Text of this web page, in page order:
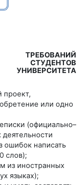
СТУДЕНТОВ
проект,
или одно
(официально–
ошибок написать
слов);
из иностранных
языках);